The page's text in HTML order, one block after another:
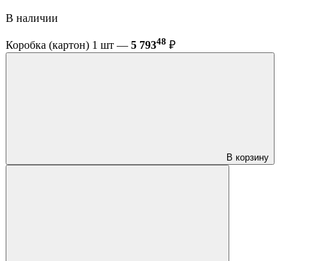
В наличии
Коробка (картон) 1 шт — 5 79348 ₽
В корзину